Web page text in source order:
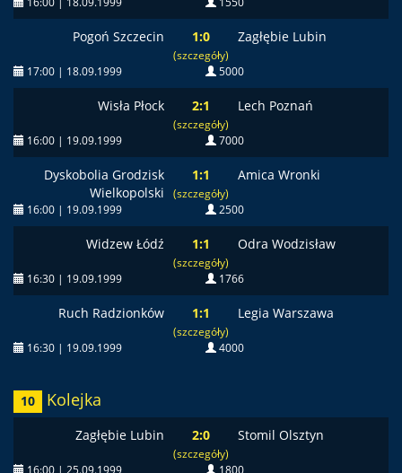
Pogoń Szczecin 1:0
(szczegóły)
Zagłębie Lubin
17:00 | 18.09.1999 5000
Wisła Płock 2:1
(szczegóły)
Lech Poznań
16:00 | 19.09.1999 7000
Dyskobolia Grodzisk
Wielkopolski
1:1
(szczegóły)
Amica Wronki
16:00 | 19.09.1999 2500
Widzew Łódź 1:1
(szczegóły)
Odra Wodzisław
16:30 | 19.09.1999 1766
Ruch Radzionków 1:1
(szczegóły)
Legia Warszawa
16:30 | 19.09.1999 4000
10 Kolejka
Zagłębie Lubin 2:0
(szczegóły)
Stomil Olsztyn
16:00 | 25.09.1999 1800